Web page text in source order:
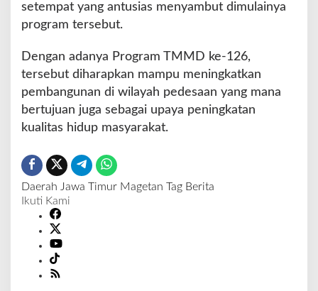
setempat yang antusias menyambut dimulainya
program tersebut.
Dengan adanya Program TMMD ke-126,
tersebut diharapkan mampu meningkatkan
pembangunan di wilayah pedesaan yang mana
bertujuan juga sebagai upaya peningkatan
kualitas hidup masyarakat.
Daerah Jawa Timur Magetan Tag Berita
Ikuti Kami